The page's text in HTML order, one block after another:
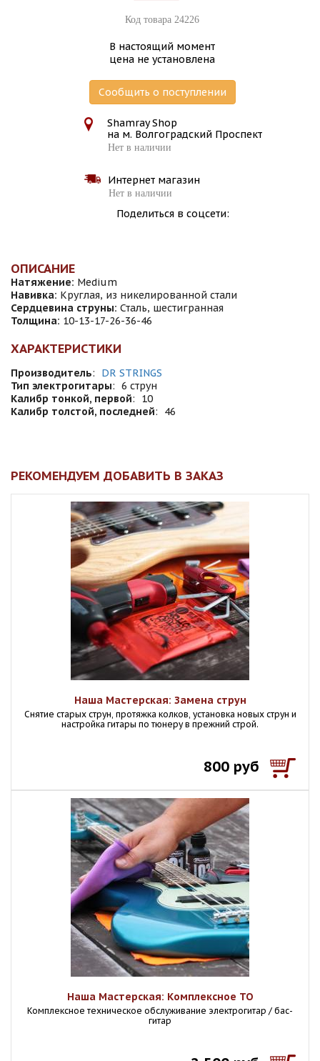
Код товара 24226
В настоящий момент
цена не установлена
Сообщить о поступлении
Shamray Shop
на м. Волгоградский Проспект
Нет в наличии
Интернет магазин
Нет в наличии
Поделиться в соцсети:
ОПИСАНИЕ
Натяжение: Medium
Навивка: Круглая, из никелированной стали
Сердцевина струны: Сталь, шестигранная
Толщина: 10-13-17-26-36-46
ХАРАКТЕРИСТИКИ
Производитель:
DR STRINGS
Тип электрогитары: 6 струн
Калибр тонкой, первой:
10
Калибр толстой, последней: 46
РЕКОМЕНДУЕМ ДОБАВИТЬ В ЗАКАЗ
Наша Мастерская: Замена струн
Снятие старых струн, протяжка колков, установка новых струн и
настройка гитары по тюнеру в прежний строй.
800 руб
Наша Мастерская: Комплексное ТО
Комплексное техническое обслуживание электрогитар / бас-
гитар